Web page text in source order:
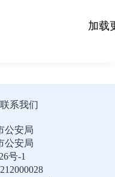
加载
联系我们
公安局
公安局
号-1